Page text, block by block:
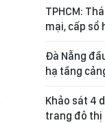
TPHCM:
mại, cấp sổ
Đà Nẵng
hạ tầng
Khảo sát 4
trang đô thị